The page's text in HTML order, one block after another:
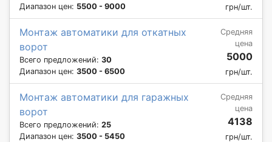
Диапазон цен: 5500 - 9000 грн/шт.
Монтаж автоматики для откатных
ворот
Всего предложений: 30
Диапазон цен: 3500 - 6500
Средняя
цена
5000
грн/шт.
Монтаж автоматики для гаражных
ворот
Всего предложений: 25
Диапазон цен: 3500 - 5450
Средняя
цена
4138
грн/шт.